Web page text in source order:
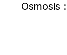
Osmosis